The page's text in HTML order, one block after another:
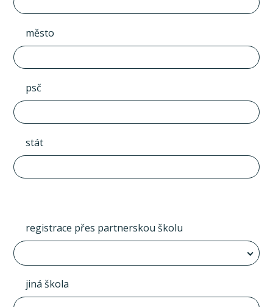
město
psč
stát
registrace přes partnerskou školu
jiná škola